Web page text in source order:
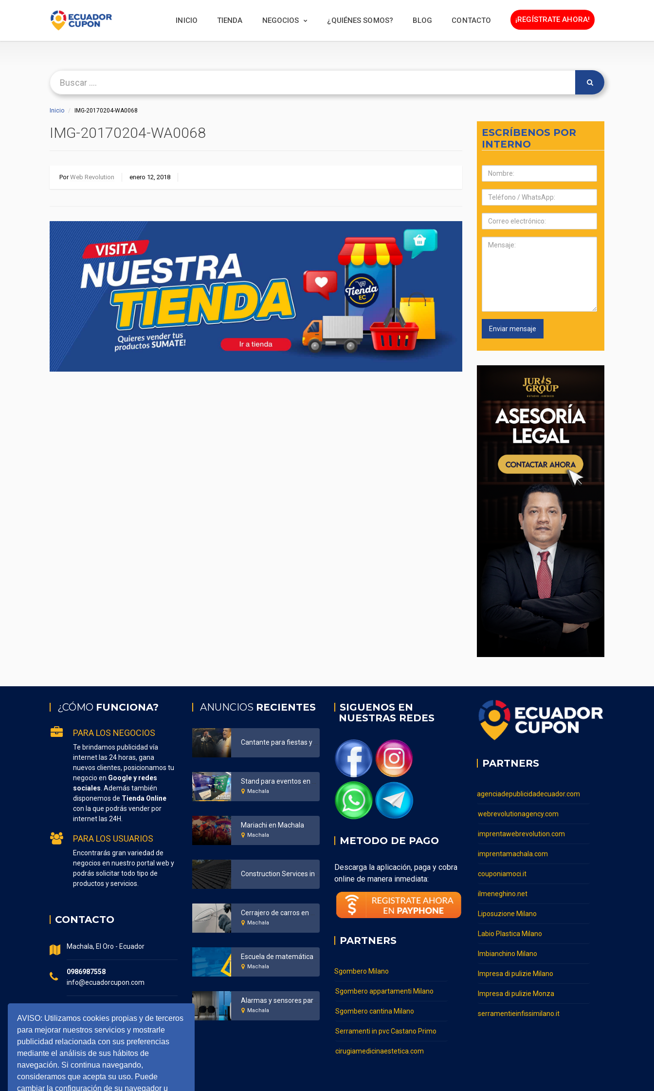
AVISO: Utilizamos cookies propias y de terceros
para mejorar nuestros servicios y mostrarle
publicidad relacionada con sus preferencias
mediante el análisis de sus hábitos de
navegación. Si continua navegando,
consideramos que acepta su uso. Puede
cambiar la configuración de su navegador u
INICIO TIENDA NEGOCIOS ¿QUIÉNES SOMOS? BLOG CONTACTO ¡REGÍSTRATE AHORA!
Inicio IMG-20170204-WA0068
IMG-20170204-WA0068
PorWeb Revolution enero 12, 2018
ESCRÍBENOS POR
INTERNO
Nombre:
Teléfono:
Correo
electrónico:
Mensaje:
¿CÓMO FUNCIONA?
PARA LOS NEGOCIOS
Te brindamos publicidad vía
internet las 24 horas, gana
nuevos clientes, posicionamos tu
negocio en Google y redes
sociales . Además también
disponemos de Tienda Online
con la que podrás vender por
internet las 24H.
PARA LOS USUARIOS
Encontrarás gran variedad de
negocios en nuestro portal web y
podrás solicitar todo tipo de
productos y servicios.
CONTACTO
Machala, El Oro - Ecuador
0986987558
info@ecuadorcupon.com
7:30 - 17:00
ANUNCIOS RECIENTES
Machala
Mariachi en Machala
Machala
Machala
Machala
Alarmas y sensores para el hogar y negocios en Machala
Machala
SIGUENOS EN
NUESTRAS REDES
METODO DE PAGO
Descarga la aplicación, paga y cobra
online de manera inmediata:
PARTNERS
Sgombero Milano
Sgombero appartamenti Milano
Sgombero cantina Milano
Serramenti in pvc Castano Primo
cirugiamedicinaestetica.com
PARTNERS
agenciadepublicidadecuador.com
webrevolutionagency.com
imprentawebrevolution.com
imprentamachala.com
couponiamoci.it
ilmeneghino.net
Liposuzione Milano
Labio Plastica Milano
Imbianchino Milano
Impresa di pulizie Milano
Impresa di pulizie Monza
serramentieinfissimilano.it